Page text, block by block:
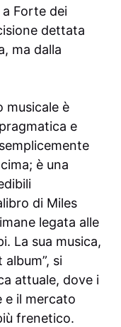
Forte dei
dettata
ma dalla
musicale è
e
è una
di Miles
legata alle
La sua musica,
si
attuale, dove i
e il mercato
frenetico.